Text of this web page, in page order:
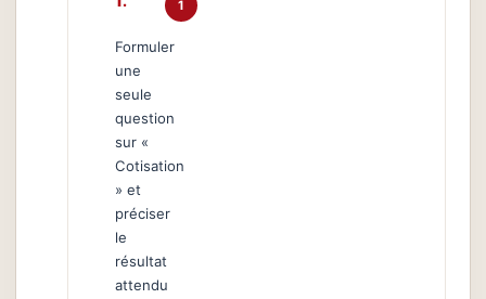
1
Formuler
une
seule
question
sur «
Cotisation
» et
préciser
le
résultat
attendu